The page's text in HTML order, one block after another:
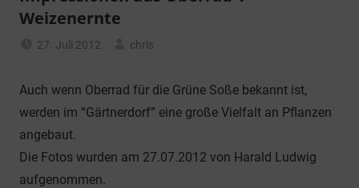
Weizenernte
27. Juli 2012
chris
Auch wenn Oberrad für die Grüne Soße bekannt ist,
werden im “Gärtnerdorf” eine große Vielfalt an Pflanzen
angebaut.
Die Fotos wurden am 27.07.2012 von Harald Ludwig
aufgenommen.